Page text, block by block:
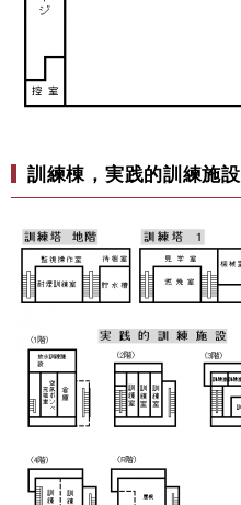
訓練棟，実践的訓練施設